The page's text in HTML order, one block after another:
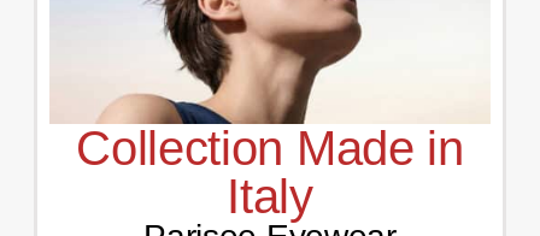
Collection Made in
Italy